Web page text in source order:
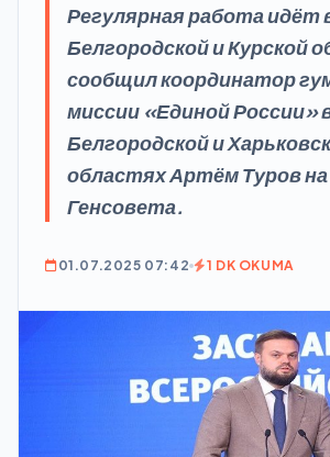
Регулярная работа идёт
Белгородской и Курской
сообщил координатор
миссии «Единой России»
Белгородской и
областях Артём Туров на
Генсовета.
01.07.2025 07:42 1 DK OKUMA